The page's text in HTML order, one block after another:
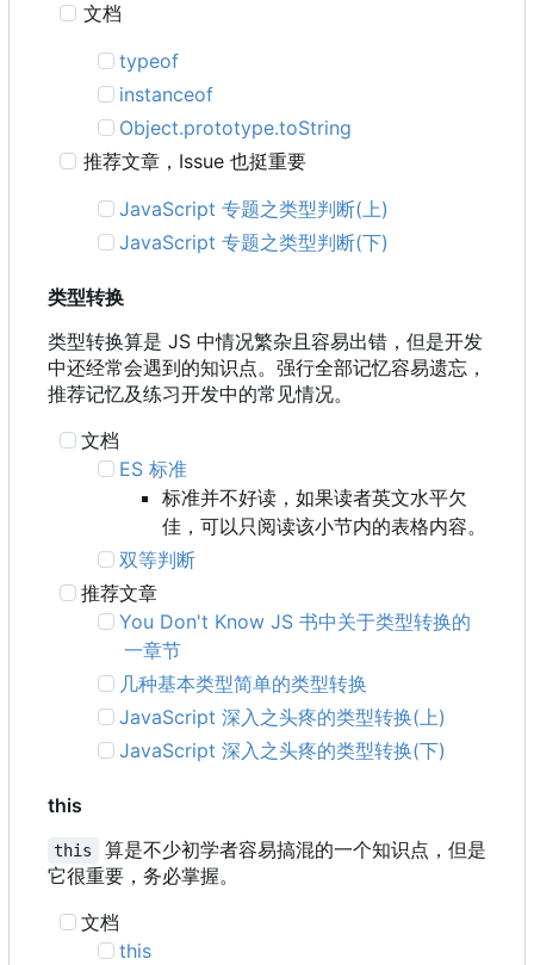
文档
typeof
instanceof
Object.prototype.toString
推荐文章 ， Issue 也挺重要
JavaScript 专题之类型判断(上)
JavaScript 专题之类型判断(下)
类型转换
类型转换算是 JS 中情况繁杂且容易出错，但是开发
中还经常会遇到的知识点。强行全部记忆容易遗忘，
推荐记忆及练习开发中的常见情况。
文档
ES 标准
标准并不好读，如果读者英文水平欠
佳，可以只阅读该小节内的表格内容。
双等判断
推荐文章
You Don't Know JS 书中关于类型转换的
一章节
几种基本类型简单的类型转换
JavaScript 深入之头疼的类型转换(上)
JavaScript 深入之头疼的类型转换(下)
this
this
算是不少初学者容易搞混的一个知识点，但是
它很重要，务必掌握。
文档
this